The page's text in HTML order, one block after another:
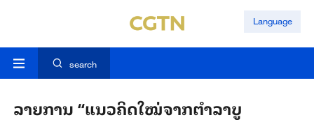
Language
search
ລາຍການ “ແນວ​ຄິດ​ໃໝ່​ຈາກຕຳ​ລາ​ບູ​